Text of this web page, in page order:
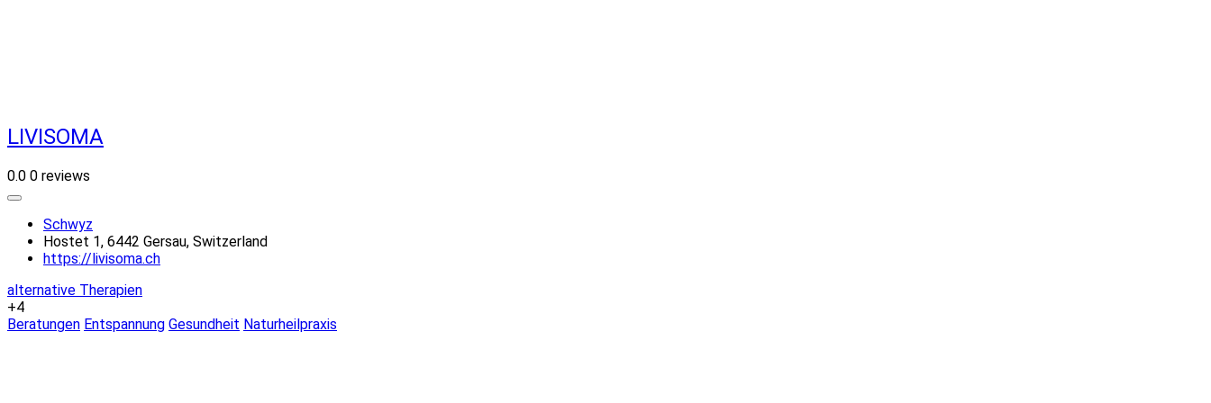
LIVISOMA
0.0 0 reviews
Schwyz
Hostet 1, 6442 Gersau, Switzerland
https://livisoma.ch
alternative Therapien
+4
Beratungen Entspannung Gesundheit Naturheilpraxis